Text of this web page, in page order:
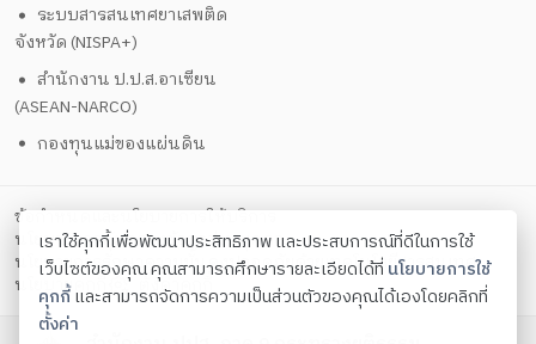
ระบบสารสนเทศยาเสพติด
จังหวัด (NISPA+)
สำนักงาน ป.ป.ส.อาเซียน
(ASEAN-NARCO)
กองทุนแม่ของแผ่นดิน
ข้อกำหนดและนโยบายการให้บริการ
นโยบายการคุ้มครองข้อมูลส่วนบุคคล
นโยบายการรักษาความมั่นคงปลอดภัยด้วยเทคโนโลยีสารสนเทศ
นโยบายคุกกี้
ตั้งค่าคุกกี้
เราใช้คุกกี้เพื่อพัฒนาประสิทธิภาพ และประสบการณ์ที่ดีในการใช้
เว็บไซต์ของคุณ คุณสามารถศึกษารายละเอียดได้ที่ นโยบายการใช้
คุกกี้และสามารถจัดการความเป็นส่วนตัวของคุณได้เองโดยคลิกที่
ตั้งค่า